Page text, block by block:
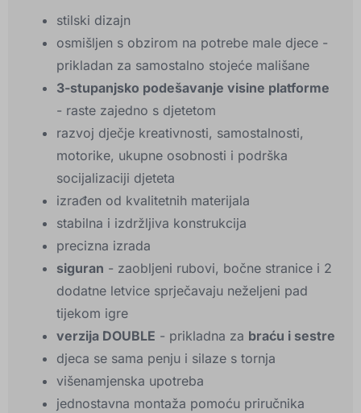
stilski dizajn
osmišljen s obzirom na potrebe male djece -
prikladan za samostalno stojeće mališane
3-stupanjsko podešavanje visine platforme
- raste zajedno s djetetom
razvoj dječje kreativnosti, samostalnosti,
motorike, ukupne osobnosti i podrška
socijalizaciji djeteta
izrađen od kvalitetnih materijala
stabilna i izdržljiva konstrukcija
precizna izrada
siguran - zaobljeni rubovi, bočne stranice i 2
dodatne letvice sprječavaju neželjeni pad
tijekom igre
verzija DOUBLE - prikladna za braću i sestre
djeca se sama penju i silaze s tornja
višenamjenska upotreba
jednostavna montaža pomoću priručnika